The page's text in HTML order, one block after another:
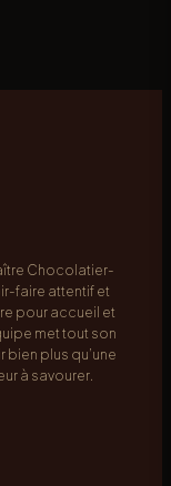
Chocolatier-
faire attentif et
pour accueil et
met tout son
plus qu’une
à savourer.